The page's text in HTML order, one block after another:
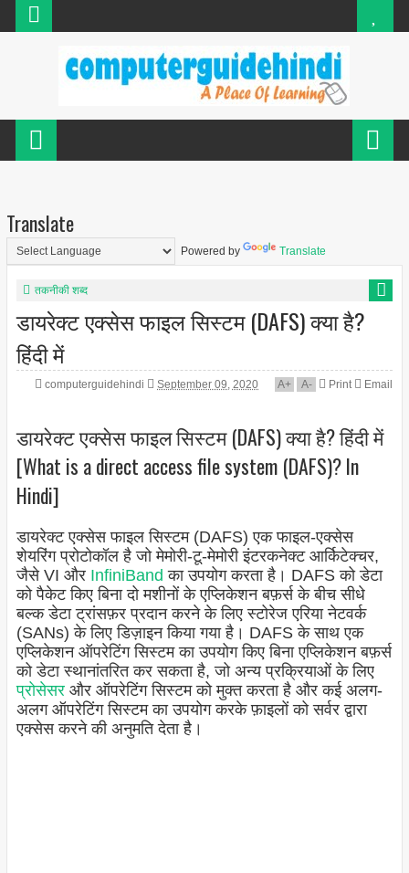
Translate
Powered by Translate
तकनीकी शब्द
डायरेक्ट एक्सेस फाइल सिस्टम (DAFS) क्या है?
हिंदी में
computerguidehindi September 09, 2020 A+ A- Print Email
डायरेक्ट एक्सेस फाइल सिस्टम (DAFS) क्या है? हिंदी में
[What is a direct access file system (DAFS)? In
Hindi]
डायरेक्ट एक्सेस फाइल सिस्टम (DAFS) एक फाइल-एक्सेस
शेयरिंग प्रोटोकॉल है जो मेमोरी-टू-मेमोरी इंटरकनेक्ट आर्किटेक्चर,
जैसे VI और InfiniBand का उपयोग करता है। DAFS को डेटा
को पैकेट किए बिना दो मशीनों के एप्लिकेशन बफ़र्स के बीच सीधे
बल्क डेटा ट्रांसफ़र प्रदान करने के लिए स्टोरेज एरिया नेटवर्क
(SANs) के लिए डिज़ाइन किया गया है। DAFS के साथ एक
एप्लिकेशन ऑपरेटिंग सिस्टम का उपयोग किए बिना एप्लिकेशन बफ़र्स
को डेटा स्थानांतरित कर सकता है, जो अन्य प्रक्रियाओं के लिए
प्रोसेसरऔर ऑपरेटिंग सिस्टम को मुक्त करता है और कई अलग-
अलग ऑपरेटिंग सिस्टम का उपयोग करके फ़ाइलों को सर्वर द्वारा
एक्सेस करने की अनुमति देता है।